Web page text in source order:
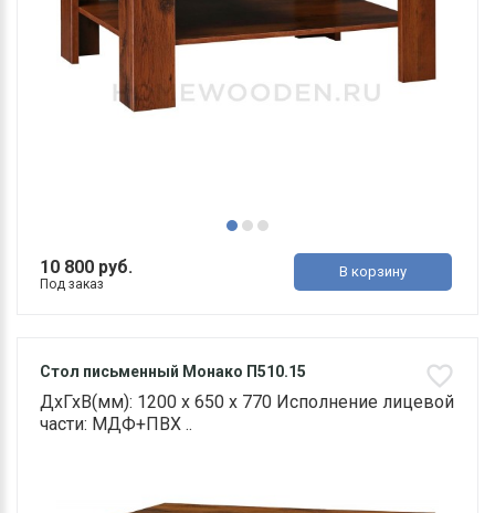
10 800 руб.
Под заказ
В корзину
Стол письменный Монако П510.15
ДхГхВ(мм): 1200 х 650 х 770 Исполнение лицевой
части: МДФ+ПВХ ..